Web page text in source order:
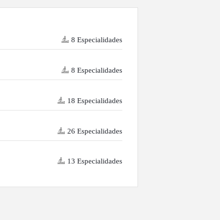
8 Especialidades
8 Especialidades
18 Especialidades
26 Especialidades
13 Especialidades